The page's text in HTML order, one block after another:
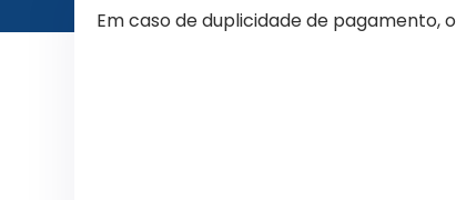
Em caso de duplicidade de